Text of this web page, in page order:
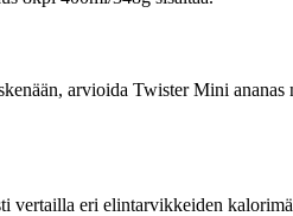
arvioida Twister Mini ananas
vertailla eri elintarvikkeiden